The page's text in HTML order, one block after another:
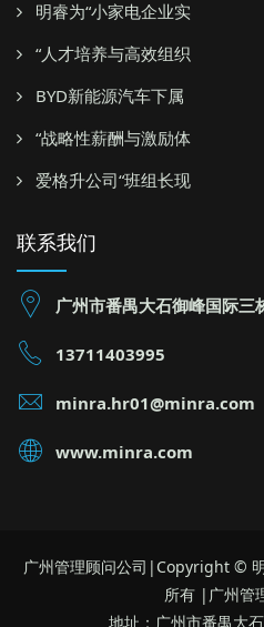
明睿为“小家电企业实
“人才培养与高效组织
BYD新能源汽车下属
“战略性薪酬与激励体
爱格升公司“班组长现
联系我们
广州市番禺大石御峰国际三
13711403995
minra.hr01@minra.com
www.minra.com
广州管理顾问公司|Copyright ©
所有 |广州管
地址：广州市番禺大